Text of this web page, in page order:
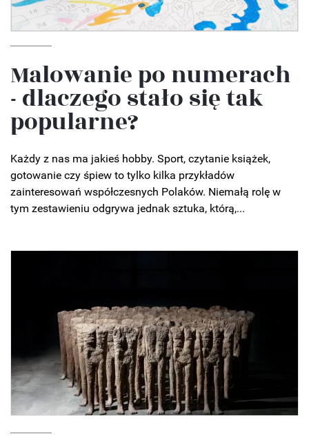
Malowanie po numerach
- dlaczego stało się tak
popularne?
Każdy z nas ma jakieś hobby. Sport, czytanie książek,
gotowanie czy śpiew to tylko kilka przykładów
zainteresowań współczesnych Polaków. Niemałą rolę w
tym zestawieniu odgrywa jednak sztuka, którą,...